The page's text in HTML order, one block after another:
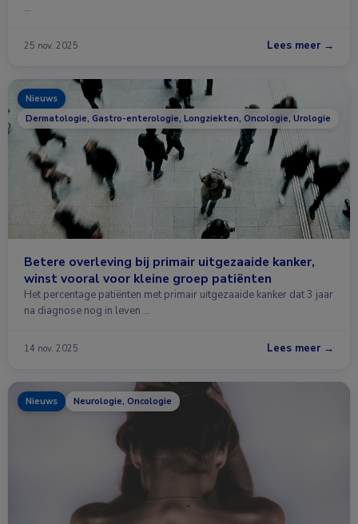
…
25 nov. 2025 Lees meer →
Nieuws
Dermatologie, Gastro-enterologie, Longziekten, Oncologie, Urologie
Betere overleving bij primair uitgezaaide kanker,
winst vooral voor kleine groep patiënten
Het percentage patiënten met primair uitgezaaide kanker dat 3 jaar
na diagnose nog in leven …
14 nov. 2025 Lees meer →
Nieuws Neurologie, Oncologie